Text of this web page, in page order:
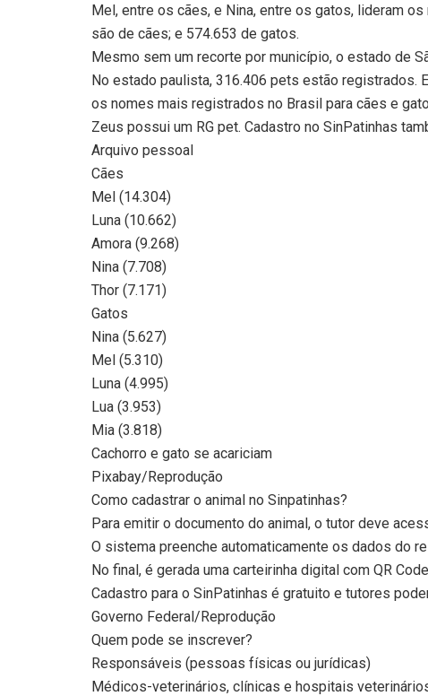
Mel, entre os cães, e Nina, entre os gatos, lideram
são de cães; e 574.653 de gatos.
Mesmo sem um recorte por município, o estado de
No estado paulista, 316.406 pets estão registrados.
os nomes mais registrados no Brasil para cães e
Zeus possui um RG pet. Cadastro no SinPatinhas
Arquivo pessoal
Cães
Mel (14.304)
Luna (10.662)
Amora (9.268)
Nina (7.708)
Thor (7.171)
Gatos
Nina (5.627)
Mel (5.310)
Luna (4.995)
Lua (3.953)
Mia (3.818)
Cachorro e gato se acariciam
Pixabay/Reprodução
Como cadastrar o animal no Sinpatinhas?
Para emitir o documento do animal, o tutor deve
O sistema preenche automaticamente os dados do
No final, é gerada uma carteirinha digital com QR
Cadastro para o SinPatinhas é gratuito e tutores
Governo Federal/Reprodução
Quem pode se inscrever?
Responsáveis (pessoas físicas ou jurídicas)
Médicos-veterinários, clínicas e hospitais